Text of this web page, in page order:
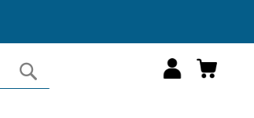
Cerca
Carrello